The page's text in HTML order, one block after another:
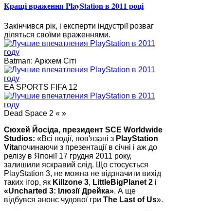
Кращі враження PlayStation в 2011 році
Закінчився рік, і експерти індустрії розваг
діляться своїми враженнями.
Batman: Аркхем Сіті
EA SPORTS FIFA 12
Dead Space 2 « »
Сюхей Йосіда, президент SCE Worldwide
Studios: «Всі події, пов'язані з PlayStation
Vitaпочинаючи з презентації в січні і аж до
релізу в Японії 17 грудня 2011 року,
залишили яскравий слід. Що стосується
PlayStation 3, не можна не відзначити вихід
таких ігор, як Killzone 3, LittleBigPlanet 2 і
«Uncharted 3: Ілюзії Дрейка». А ще
відбувся анонс чудової гри The Last of Us».